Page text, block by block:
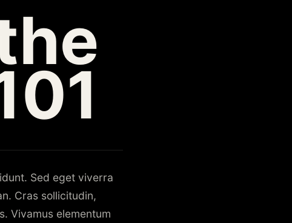
Sed eget viverra
Cras sollicitudin,
Vivamus elementum